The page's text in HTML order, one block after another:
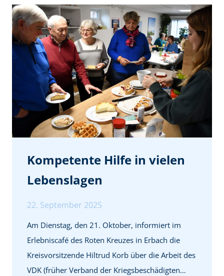
Kompetente Hilfe in vielen
Lebenslagen
22. September 2025
Am Dienstag, den 21. Oktober, informiert im
Erlebniscafé des Roten Kreuzes in Erbach die
Kreisvorsitzende Hiltrud Korb über die Arbeit des
VDK (früher Verband der Kriegsbeschädigten…